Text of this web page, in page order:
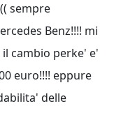
sempre
Benz!!!! mi
cambio perke' e'
euro!!!! eppure
delle